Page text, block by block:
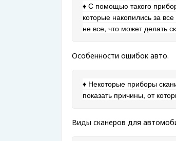
♦ С помощью такого
которые накопились за
не все, что может делать
Особенности ошибок авто.
♦ Некоторые приборы
показать причины, от
Виды сканеров для